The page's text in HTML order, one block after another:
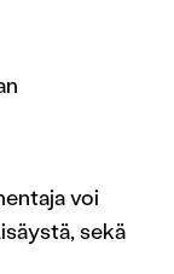
voi
sekä